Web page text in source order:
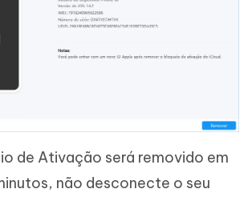
de Ativação será removido em
não desconecte o seu